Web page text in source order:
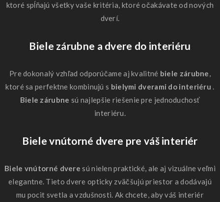
ktoré spĺňajú všetky vaše kritéria, ktoré očakávate od nových
dverí.
Biele zárubne a dvere do interiéru
Pre dokonalý vzhľad odporúčame aj kvalitné biele zárubne,
ktoré sa perfektne kombinujú s bielymi dverami do interiéru .
Biele zárubne sú najlepšie riešenie pre jednoduchosť
interiéru.
Biele vnútorné dvere pre váš interiér
Biele vnútorné dvere sú nielen praktické, ale aj vizuálne veľmi
elegantne. Tieto dvere opticky zväčšujú priestor a dodávajú
mu pocit svetla a vzdušnosti. Ak chcete, aby váš interiér